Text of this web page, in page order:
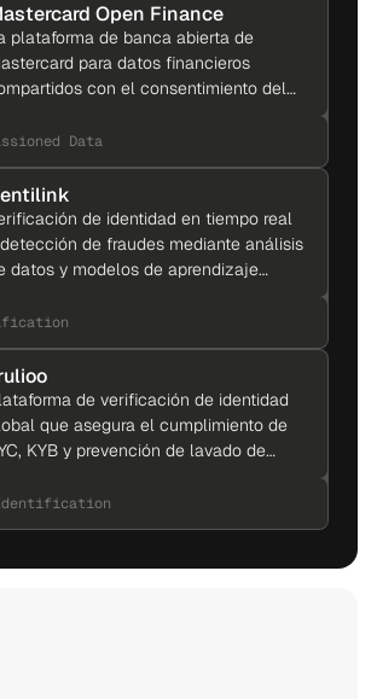
Open Finance
plataforma de banca abierta de
para datos financieros
con el consentimiento del
Data
de identidad en tiempo real
de fraudes mediante análisis
datos y modelos de aprendizaje
de verificación de identidad
que asegura el cumplimiento de
KYB y prevención de lavado de